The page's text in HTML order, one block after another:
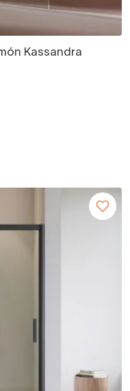
Kassandra